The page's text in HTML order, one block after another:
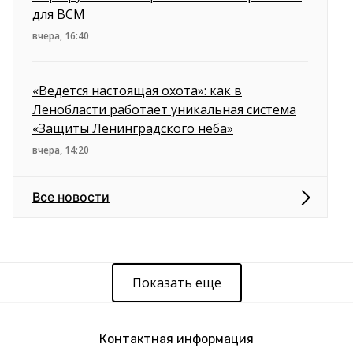
для ВСМ
вчера, 16:40
«Ведется настоящая охота»: как в
Ленобласти работает уникальная система
«Защиты Ленинградского неба»
вчера, 14:20
Все новости
Показать еще
Контактная информация